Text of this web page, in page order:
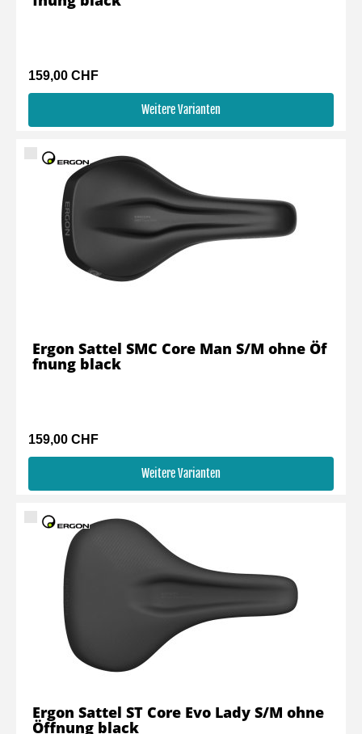
159,00 CHF
Weitere Varianten
159,00 CHF
Weitere Varianten
Ergon Sattel SMC Core Man S/M ohne Öf
fnung black
Ergon Sattel ST Core Evo Lady S/M ohne
Öffnung black